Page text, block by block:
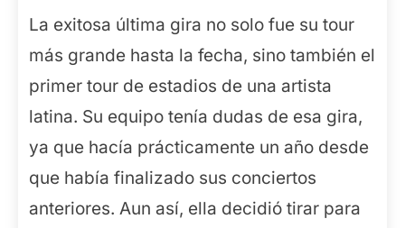
La exitosa última gira no solo fue su tour
más grande hasta la fecha, sino también el
primer tour de estadios de una artista
latina. Su equipo tenía dudas de esa gira,
ya que hacía prácticamente un año desde
que había finalizado sus conciertos
anteriores. Aun así, ella decidió tirar para